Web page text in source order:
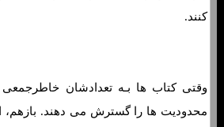
کنند.
وقتی کتاب ها بـه تعدادشان خاطرجمعی
محدودیت ها را گسترش می دهند. بازهم،